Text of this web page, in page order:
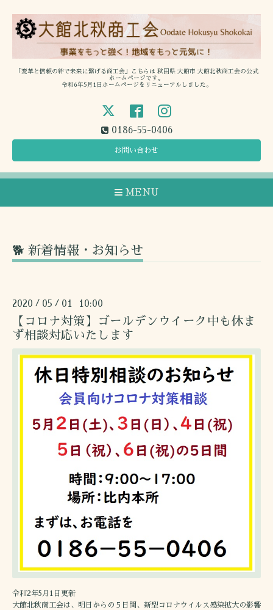
「変革と信頼の絆で未来に繋げる商工会」こちらは 秋田県 大館市 大館北秋商工会の公式
ホームページです。
令和6年5月1日ホームページをリニューアルしました。
0186-55-0406
お問い合わせ
MENU
🐕 新着情報・お知らせ
2020 / 05 / 01 10:00
【コロナ対策】ゴールデンウイーク中も休ま
ず相談対応いたします
令和2年5月1日更新
大館北秋商工会は、明日からの５日間、新型コロナウイルス感染拡大の影響